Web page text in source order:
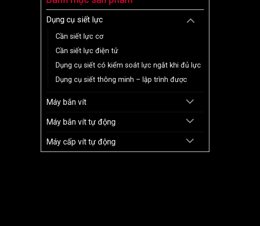
Dụng cụ siết lực
Cần siết lực cơ
Cần siết lực điện tử
Dụng cụ siết có kiểm soát lực ngắt khi đủ lực
Dụng cụ siết thông minh – lập trình được
Máy bắn vít
Máy bắn vít tự động
Máy cấp vít tự động